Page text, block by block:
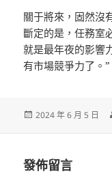
關于將來，固然沒
斷定的是，任務室
就是最年夜的影響
有市場競爭力了。”
發
2024 年 6 月 5 日
發佈留言